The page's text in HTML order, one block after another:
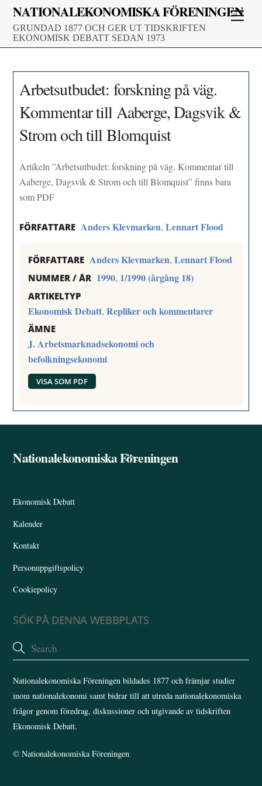
Skip
content
NATIONALEKONOMISKA FÖRENINGEN
GRUNDAD 1877 OCH GER UT TIDSKRIFTEN
EKONOMISK DEBATT SEDAN 1973
Arbetsutbudet: forskning på väg.
Kommentar till Aaberge, Dagsvik &
Strom och till Blomquist
Artikeln ”Arbetsutbudet: forskning på väg. Kommentar till
Aaberge, Dagsvik & Strom och till Blomquist” finns bara
som PDF
FÖRFATTARE Anders Klevmarken,Lennart Flood
FÖRFATTARE Anders Klevmarken,Lennart Flood
NUMMER / ÅR 1990, 1/1990 (årgång 18)
ARTIKELTYP
Ekonomisk Debatt,Repliker och kommentarer
ÄMNE
J. Arbetsmarknadsekonomi och
befolkningsekonomi
VISA SOM PDF
Back
Nationalekonomiska Föreningen
Ekonomisk Debatt
Kalender
Kontakt
Personuppgiftspolicy
Cookiepolicy
SÖK PÅ DENNA WEBBPLATS
Nationalekonomiska Föreningen bildades 1877 och främjar studier
inom nationalekonomi samt bidrar till att utreda nationalekonomiska
frågor genom föredrag, diskussioner och utgivande av tidskriften
Ekonomisk Debatt.
©Nationalekonomiska Föreningen